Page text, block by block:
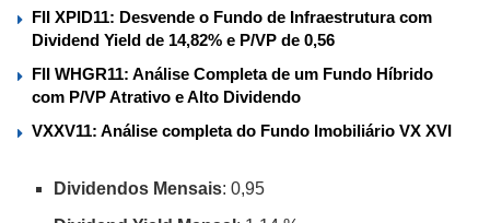
FII XPID11: Desvende o Fundo de Infraestrutura com
Dividend Yield de 14,82% e P/VP de 0,56
FII WHGR11: Análise Completa de um Fundo Híbrido
com P/VP Atrativo e Alto Dividendo
VXXV11: Análise completa do Fundo Imobiliário VX XVI
Dividendos Mensais: 0,95